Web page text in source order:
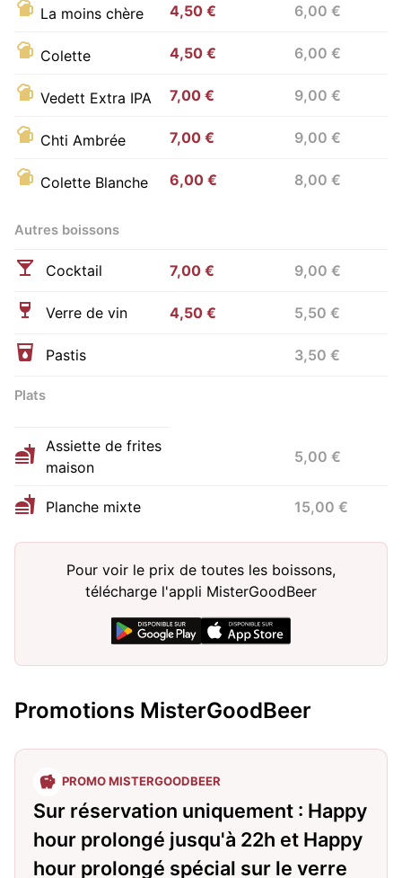
La moins chère 4,50 € 6,00 €
Colette 4,50 € 6,00 €
Vedett Extra IPA 7,00 € 9,00 €
Chti Ambrée 7,00 € 9,00 €
Colette Blanche 6,00 € 8,00 €
Autres boissons
Cocktail 7,00 € 9,00 €
Verre de vin 4,50 € 5,50 €
Pastis 3,50 €
Plats
Assiette de frites
maison
5,00 €
Planche mixte 15,00 €
Pour voir le prix de toutes les boissons,
télécharge l'appli MisterGoodBeer
Promotions MisterGoodBeer
PROMO MISTERGOODBEER
Sur réservation uniquement : Happy
hour prolongé jusqu'à 22h et Happy
hour prolongé spécial sur le verre